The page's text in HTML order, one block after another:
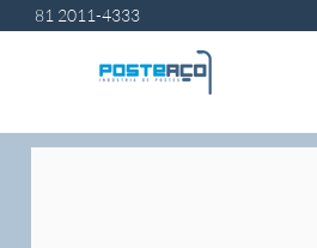
81 2011-4333